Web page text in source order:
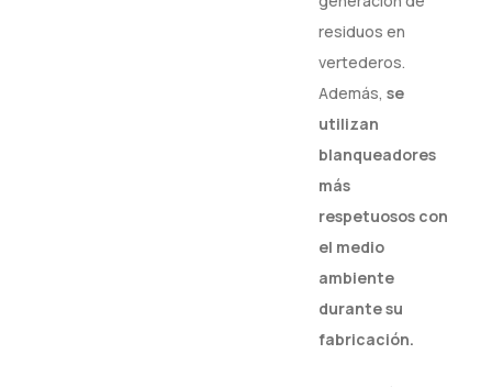
residuos en
vertederos.
Además, se
utilizan
blanqueadores
más
respetuosos con
el medio
ambiente
durante su
fabricación.